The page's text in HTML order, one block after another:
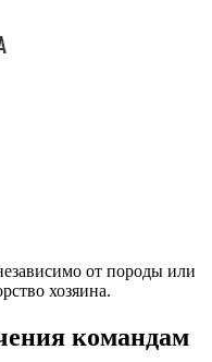
от породы или
хозяина.
командам